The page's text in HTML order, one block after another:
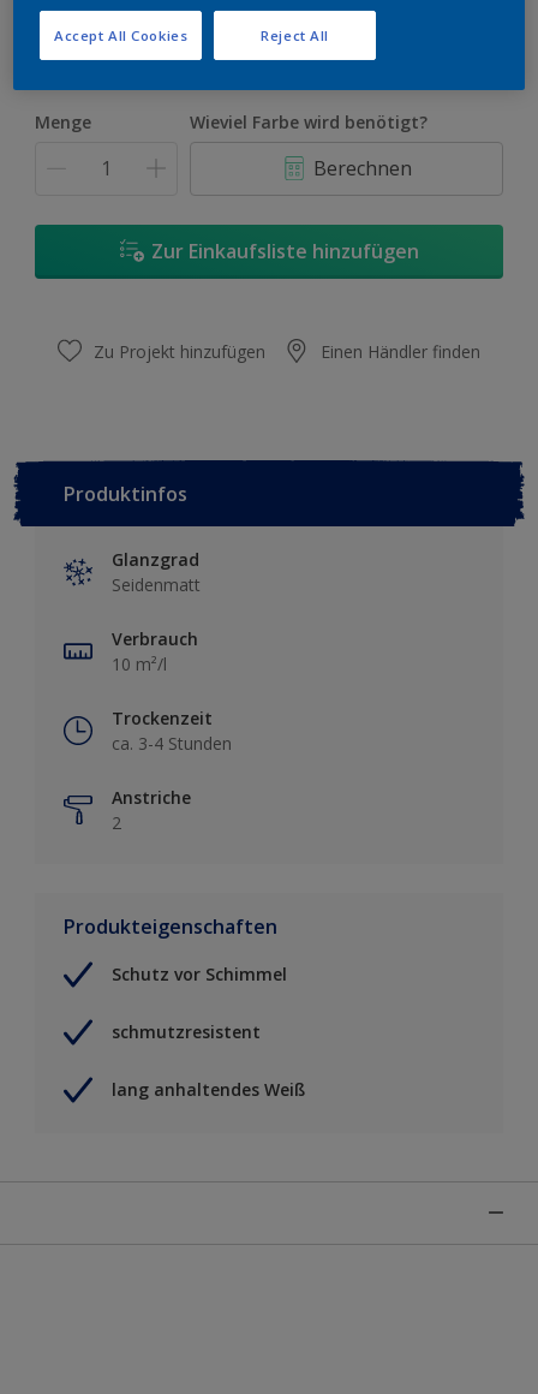
Größe
2,5 l
Menge Wieviel Farbe wird benötigt?
Berechnen
Zur Einkaufsliste hinzufügen
Zu Projekt hinzufügen Einen Händler finden
Produktinfos
Glanzgrad
Seidenmatt
Verbrauch
10 m²/l
Trockenzeit
ca. 3-4 Stunden
Anstriche
2
Produkteigenschaften
Schutz vor Schimmel
schmutzresistent
lang anhaltendes Weiß
Reject All
Accept All Cookies